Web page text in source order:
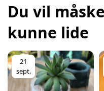
Du vil
kunne lide
21
sept.